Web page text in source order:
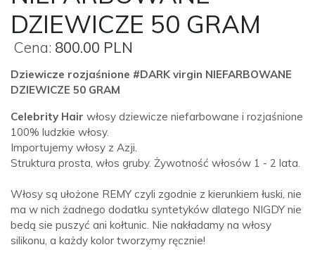
DZIEWICZE 50 GRAM
Cena: 800.00 PLN
Dziewicze rozjaśnione #DARK virgin NIEFARBOWANE
DZIEWICZE 50 GRAM
Celebrity Hair włosy dziewicze niefarbowane i rozjaśnione
100% ludzkie włosy.
Importujemy włosy z Azji.
Struktura prosta, włos gruby. Żywotność włosów 1 - 2 lata.
Włosy są ułożone REMY czyli zgodnie z kierunkiem łuski, nie
ma w nich żadnego dodatku syntetyków dlatego NIGDY nie
bedą sie puszyć ani kołtunic. Nie nakładamy na włosy
silikonu, a każdy kolor tworzymy ręcznie!